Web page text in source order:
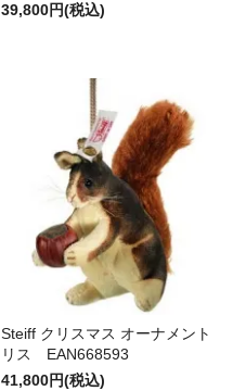
39,800円(税込)
Steiff クリスマス オーナメント
リス EAN668593
41,800円(税込)